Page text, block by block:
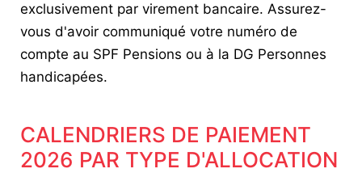
exclusivement par virement bancaire. Assurez-
vous d'avoir communiqué votre numéro de
compte au SPF Pensions ou à la DG Personnes
handicapées.
CALENDRIERS DE PAIEMENT
2026 PAR TYPE D'ALLOCATION